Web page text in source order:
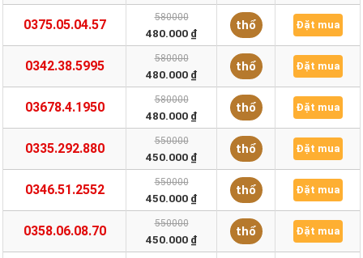
0375.05.04.57 580000
480.000 ₫
thổ Đặt mua
0342.38.5995 580000
480.000 ₫
thổ Đặt mua
03678.4.1950 580000
480.000 ₫
thổ Đặt mua
0335.292.880 550000
450.000 ₫
thổ Đặt mua
0346.51.2552 550000
450.000 ₫
thổ Đặt mua
0358.06.08.70 550000
450.000 ₫
thổ Đặt mua